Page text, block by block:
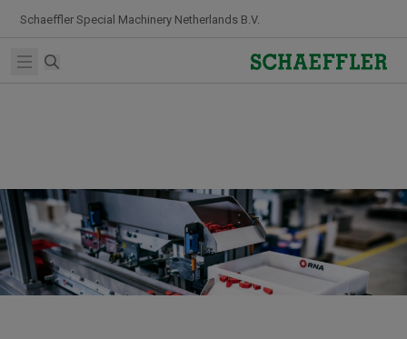
Schaeffler Special Machinery Netherlands B.V.
Open main menu
Zoekterm